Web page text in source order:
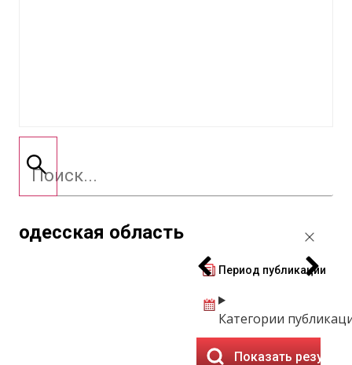
одесская область
Период публикации
Категории
Показать